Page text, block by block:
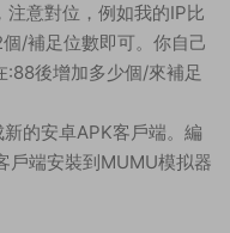
意對位，例如我的IP比
/補足位數即可。你自己
:88後增加多少個/來補足
的安卓APK客戶端。編
戶端安裝到MUMU模拟器